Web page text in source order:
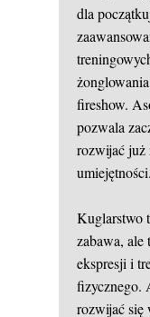
dla
fireshow.
pozwala
rozwijać już
umiejętności.
Kuglarstwo
zabawa, ale
ekspresji i
fizycznego.
rozwijać się